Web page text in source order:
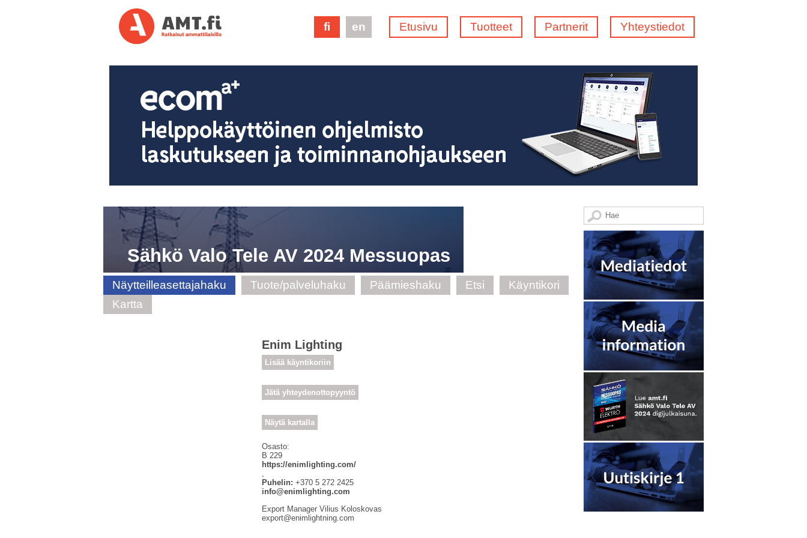
Etusivu Tuotteet Partnerit Yhteystiedot
fi en
Sähkö Valo Tele AV 2024 Messuopas
Näytteilleasettajahaku Tuote/palveluhaku Päämieshaku Etsi
Käyntikori
Kartta
Enim Lighting
Lisää käyntikoriin
Jätä yhteydenottopyyntö
Näytä kartalla
Osasto:
B 229
https://enimlighting.com/
Puhelin: +370 5 272 2425
info@enimlighting.com
Export Manager Vilius Koloskovas
export@enimlightning.com